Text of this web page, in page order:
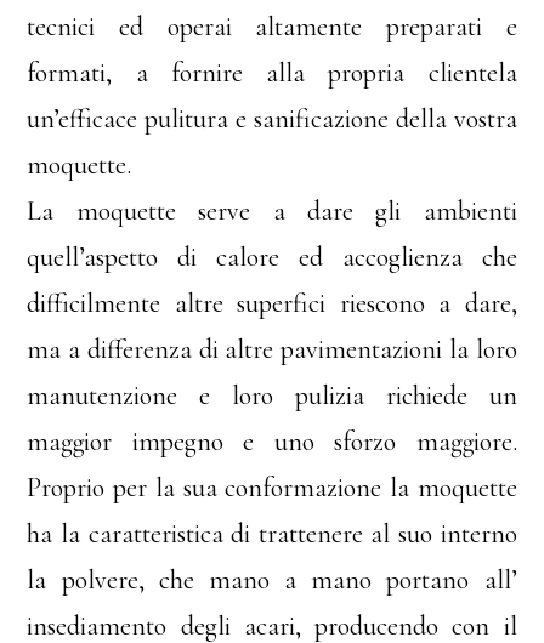
tecnici ed operai altamente preparati e
formati, a fornire alla propria clientela
un’efficace pulitura e sanificazione della vostra
moquette.
La moquette serve a dare gli ambienti
quell’aspetto di calore ed accoglienza che
difficilmente altre superfici riescono a dare,
ma a differenza di altre pavimentazioni la loro
manutenzione e loro pulizia richiede un
maggior impegno e uno sforzo maggiore.
Proprio per la sua conformazione la moquette
ha la caratteristica di trattenere al suo interno
la polvere, che mano a mano portano all’
insediamento degli acari, producendo con il